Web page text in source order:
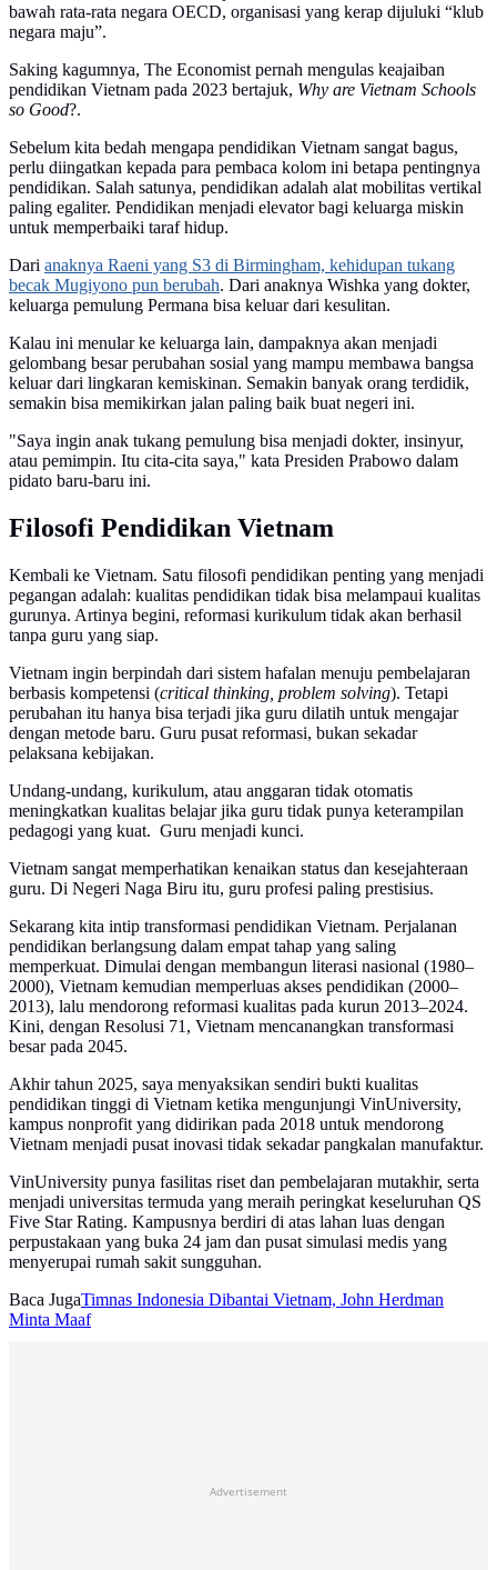
bawah rata-rata negara OECD, organisasi yang kerap dijuluki “klub
negara maju”.
Saking kagumnya, The Economist pernah mengulas keajaiban
pendidikan Vietnam pada 2023 bertajuk, Why are Vietnam Schools
so Good?.
Sebelum kita bedah mengapa pendidikan Vietnam sangat bagus,
perlu diingatkan kepada para pembaca kolom ini betapa pentingnya
pendidikan. Salah satunya, pendidikan adalah alat mobilitas vertikal
paling egaliter. Pendidikan menjadi elevator bagi keluarga miskin
untuk memperbaiki taraf hidup.
Dari anaknya Raeni yang S3 di Birmingham, kehidupan tukang
becak Mugiyono pun berubah. Dari anaknya Wishka yang dokter,
keluarga pemulung Permana bisa keluar dari kesulitan.
Kalau ini menular ke keluarga lain, dampaknya akan menjadi
gelombang besar perubahan sosial yang mampu membawa bangsa
keluar dari lingkaran kemiskinan. Semakin banyak orang terdidik,
semakin bisa memikirkan jalan paling baik buat negeri ini.
"Saya ingin anak tukang pemulung bisa menjadi dokter, insinyur,
atau pemimpin. Itu cita-cita saya," kata Presiden Prabowo dalam
pidato baru-baru ini.
Filosofi Pendidikan Vietnam
Kembali ke Vietnam. Satu filosofi pendidikan penting yang menjadi
pegangan adalah: kualitas pendidikan tidak bisa melampaui kualitas
gurunya. Artinya begini, reformasi kurikulum tidak akan berhasil
tanpa guru yang siap.
Vietnam ingin berpindah dari sistem hafalan menuju pembelajaran
berbasis kompetensi (critical thinking, problem solving). Tetapi
perubahan itu hanya bisa terjadi jika guru dilatih untuk mengajar
dengan metode baru. Guru pusat reformasi, bukan sekadar
pelaksana kebijakan.
Undang-undang, kurikulum, atau anggaran tidak otomatis
meningkatkan kualitas belajar jika guru tidak punya keterampilan
pedagogi yang kuat. Guru menjadi kunci.
Vietnam sangat memperhatikan kenaikan status dan kesejahteraan
guru. Di Negeri Naga Biru itu, guru profesi paling prestisius.
Sekarang kita intip transformasi pendidikan Vietnam. Perjalanan
pendidikan berlangsung dalam empat tahap yang saling
memperkuat. Dimulai dengan membangun literasi nasional (1980–
2000), Vietnam kemudian memperluas akses pendidikan (2000–
2013), lalu mendorong reformasi kualitas pada kurun 2013–2024.
Kini, dengan Resolusi 71, Vietnam mencanangkan transformasi
besar pada 2045.
Akhir tahun 2025, saya menyaksikan sendiri bukti kualitas
pendidikan tinggi di Vietnam ketika mengunjungi VinUniversity,
kampus nonprofit yang didirikan pada 2018 untuk mendorong
Vietnam menjadi pusat inovasi tidak sekadar pangkalan manufaktur.
VinUniversity punya fasilitas riset dan pembelajaran mutakhir, serta
menjadi universitas termuda yang meraih peringkat keseluruhan QS
Five Star Rating. Kampusnya berdiri di atas lahan luas dengan
perpustakaan yang buka 24 jam dan pusat simulasi medis yang
menyerupai rumah sakit sungguhan.
Baca JugaTimnas Indonesia Dibantai Vietnam, John Herdman
Minta Maaf
Advertisement